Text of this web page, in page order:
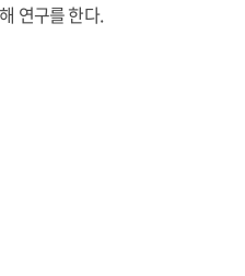
연구를 한다.